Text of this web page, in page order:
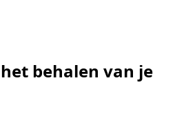
behalen van je